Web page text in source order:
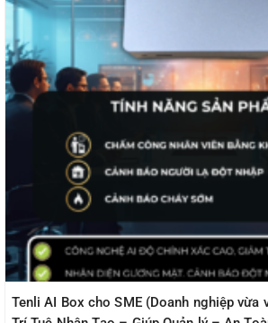
Tenli AI Box cho SME (Doanh nghiệp vừa